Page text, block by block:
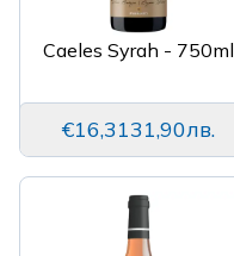
Caeles Syrah - 750ml
€16,3131,90лв.